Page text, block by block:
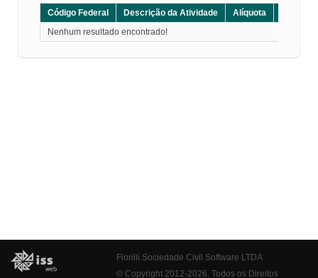
Código Federal Descrição da Atividade Alíquota
Nenhum resultado encontrado!
Fiorilli Sociedade Civil Software LTDA
© Copyright 2012-2026. Todos os Direitos